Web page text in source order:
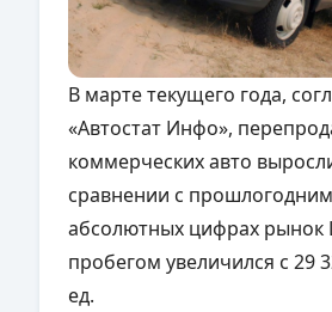
В марте текущего года,
«Автостат Инфо»,
коммерческих авто
сравнении с
абсолютных цифрах рынок
пробегом увеличился с 29
ед.